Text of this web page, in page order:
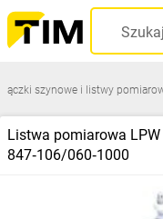
szynowe i listwy
Listwa pomiarowa LPW
847‑106/060‑1000